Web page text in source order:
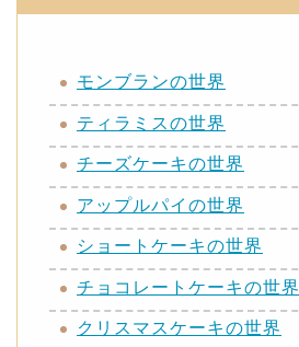
モンブランの世界
ティラミスの世界
チーズケーキの世界
アップルパイの世界
ショートケーキの世界
チョコレートケーキの世界
クリスマスケーキの世界